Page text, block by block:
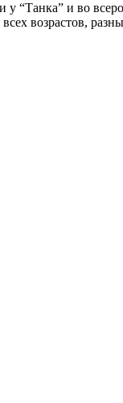
“Танка” и во
возрастов,